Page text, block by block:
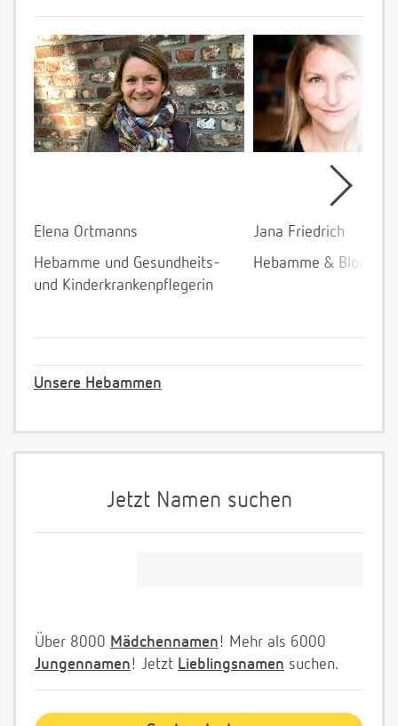
Elena Ortmanns
Hebamme und Gesundheits-
und Kinderkrankenpflegerin
Jana Friedrich
Hebamme &
Unsere Hebammen
Jetzt Namen suchen
Über 8000 Mädchennamen! Mehr als 6000
Jungennamen! Jetzt Lieblingsnamen suchen.